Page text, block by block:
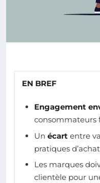
EN BREF
Engagement
consommateurs
Un écart entre
pratiques
Les marques
clientèle pour